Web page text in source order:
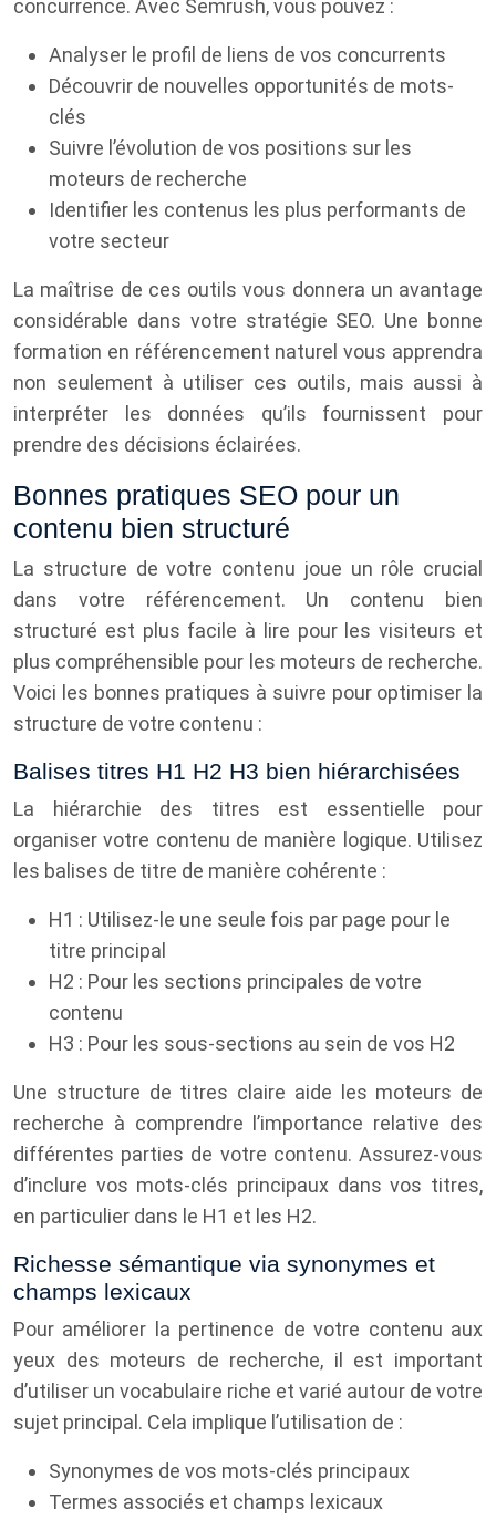
concurrence. Avec Semrush, vous pouvez :
Analyser le profil de liens de vos concurrents
Découvrir de nouvelles opportunités de mots-
clés
Suivre l’évolution de vos positions sur les
moteurs de recherche
Identifier les contenus les plus performants de
votre secteur
La maîtrise de ces outils vous donnera un avantage
considérable dans votre stratégie SEO. Une bonne
formation en référencement naturel vous apprendra
non seulement à utiliser ces outils, mais aussi à
interpréter les données qu’ils fournissent pour
prendre des décisions éclairées.
Bonnes pratiques SEO pour un
contenu bien structuré
La structure de votre contenu joue un rôle crucial
dans votre référencement. Un contenu bien
structuré est plus facile à lire pour les visiteurs et
plus compréhensible pour les moteurs de recherche.
Voici les bonnes pratiques à suivre pour optimiser la
structure de votre contenu :
Balises titres H1 H2 H3 bien hiérarchisées
La hiérarchie des titres est essentielle pour
organiser votre contenu de manière logique. Utilisez
les balises de titre de manière cohérente :
H1 : Utilisez-le une seule fois par page pour le
titre principal
H2 : Pour les sections principales de votre
contenu
H3 : Pour les sous-sections au sein de vos H2
Une structure de titres claire aide les moteurs de
recherche à comprendre l’importance relative des
différentes parties de votre contenu. Assurez-vous
d’inclure vos mots-clés principaux dans vos titres,
en particulier dans le H1 et les H2.
Richesse sémantique via synonymes et
champs lexicaux
Pour améliorer la pertinence de votre contenu aux
yeux des moteurs de recherche, il est important
d’utiliser un vocabulaire riche et varié autour de votre
sujet principal. Cela implique l’utilisation de :
Synonymes de vos mots-clés principaux
Termes associés et champs lexicaux